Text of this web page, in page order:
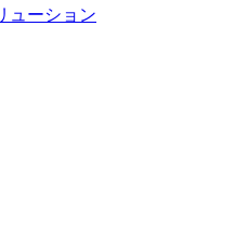
ューション